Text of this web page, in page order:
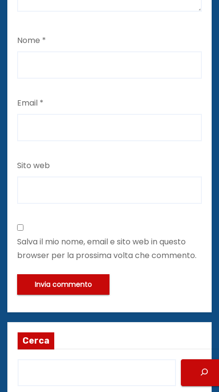
Nome *
Email *
Sito web
Salva il mio nome, email e sito web in questo
browser per la prossima volta che commento.
Cerca